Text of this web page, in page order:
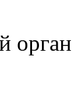
орган